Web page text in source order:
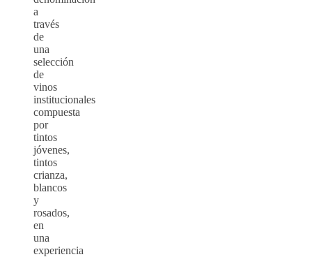
a
través
de
una
selección
de
vinos
institucionales
compuesta
por
tintos
jóvenes,
tintos
crianza,
blancos
y
rosados,
en
una
experiencia